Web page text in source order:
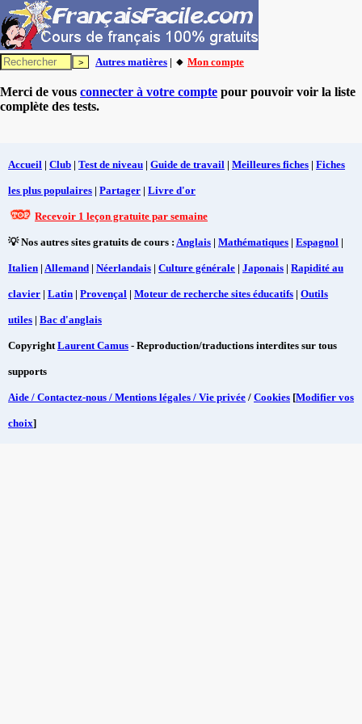
Autres matières | 🔸 Mon compte
Merci de vous connecter à votre compte pour pouvoir voir la liste
complète des tests.
Accueil | Club | Test de niveau | Guide de travail | Meilleures fiches | Fiches
les plus populaires | Partager | Livre d'or
Recevoir 1 leçon gratuite par semaine
💡 Nos autres sites gratuits de cours : Anglais | Mathématiques | Espagnol |
Italien | Allemand | Néerlandais | Culture générale | Japonais | Rapidité au
clavier | Latin | Provençal | Moteur de recherche sites éducatifs | Outils
utiles | Bac d'anglais
CopyrightLaurent Camus - Reproduction/traductions interdites sur tous
supports
Aide / Contactez-nous / Mentions légales / Vie privée / Cookies [Modifier vos
choix]